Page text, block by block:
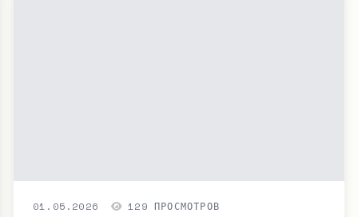
01.05.2026 129 ПРОСМОТРОВ